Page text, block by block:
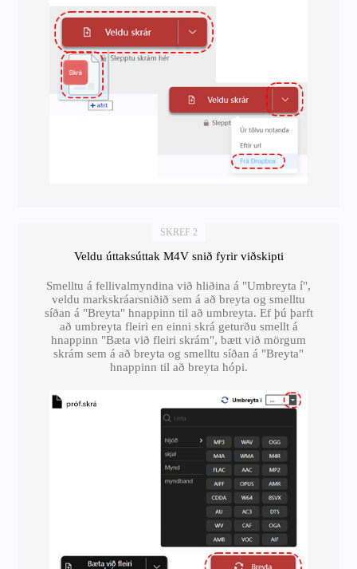
SKREF 2
Veldu úttaksúttak M4V snið fyrir viðskipti
Smelltu á fellivalmyndina við hliðina á "Umbreyta í",
veldu markskráarsniðið sem á að breyta og smelltu
síðan á "Breyta" hnappinn til að umbreyta. Ef þú þarft
að umbreyta fleiri en einni skrá geturðu smellt á
hnappinn "Bæta við fleiri skrám", bætt við mörgum
skrám sem á að breyta og smelltu síðan á "Breyta"
hnappinn til að breyta hópi.